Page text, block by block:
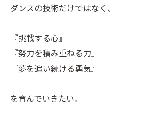
ダンスの技術だけではなく、
『挑戦する心』
『努力を積み重ねる力』
『夢を追い続ける勇気』
を育んでいきたい。